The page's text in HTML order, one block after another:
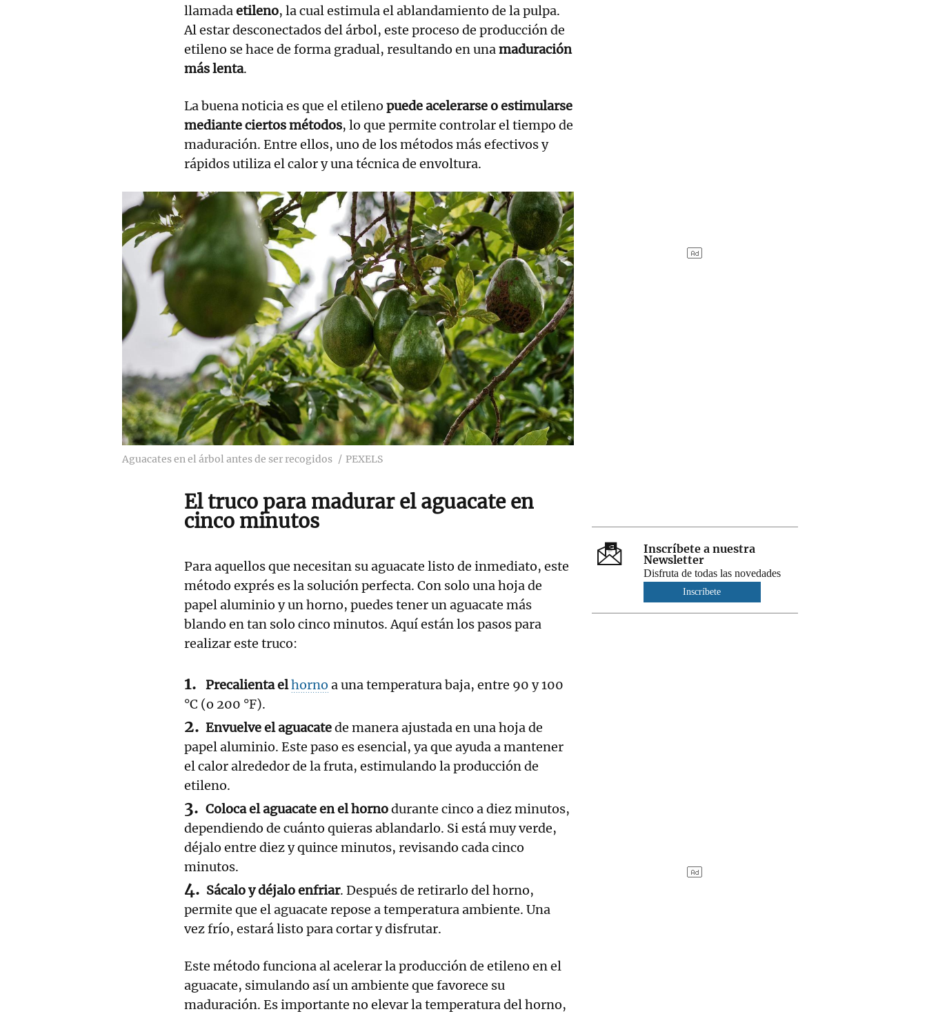
llamadaetileno, la cual estimula el ablandamiento de la pulpa.
Al estar desconectados del árbol, este proceso de producción de
etileno se hace de forma gradual, resultando en unamaduración
más lenta.
La buena noticia es que el etileno puede acelerarse o estimularse
mediante ciertos métodos, lo que permite controlar el tiempo de
maduración. Entre ellos, uno de los métodos más efectivos y
rápidos utiliza el calor y una técnica de envoltura.
Aguacates en el árbol antes de ser recogidos PEXELS
El truco para madurar el aguacate en
cinco minutos
Para aquellos que necesitan su aguacate listo de inmediato, este
método exprés es la solución perfecta. Con solo una hoja de
papel aluminio y un horno, puedes tener un aguacate más
blando en tan solo cinco minutos. Aquí están los pasos para
realizar este truco:
Precalienta elhorno a una temperatura baja, entre 90 y 100
°C (o 200 °F).
Envuelve el aguacatede manera ajustada en una hoja de
papel aluminio. Este paso es esencial, ya que ayuda a mantener
el calor alrededor de la fruta, estimulando la producción de
etileno.
Coloca el aguacate en el hornodurante cinco a diez minutos,
dependiendo de cuánto quieras ablandarlo. Si está muy verde,
déjalo entre diez y quince minutos, revisando cada cinco
minutos.
Sácalo y déjalo enfriar. Después de retirarlo del horno,
permite que el aguacate repose a temperatura ambiente. Una
vez frío, estará listo para cortar y disfrutar.
Este método funciona al acelerar la producción de etileno en el
aguacate, simulando así un ambiente que favorece su
maduración. Es importante no elevar la temperatura del horno,
Inscríbete a nuestra
Newsletter
Disfruta de todas las novedades
Inscríbete